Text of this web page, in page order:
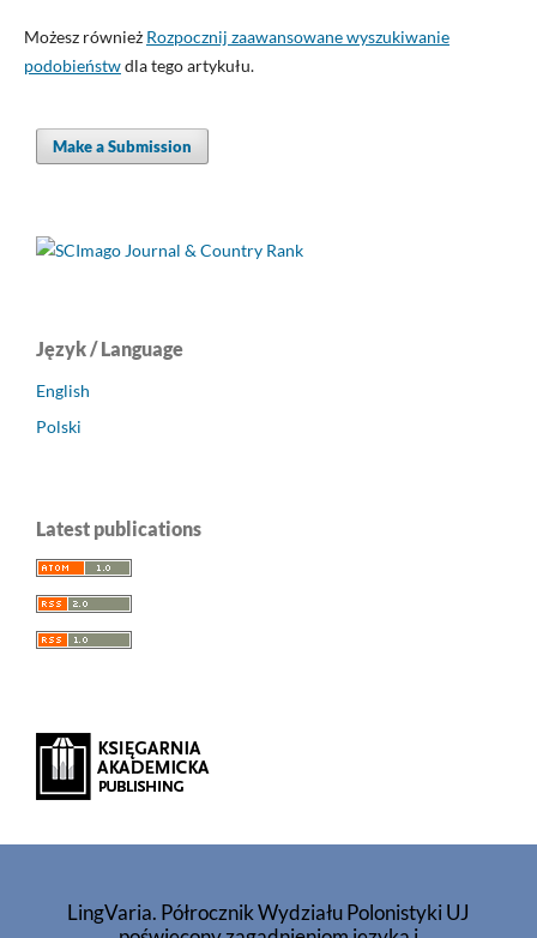
Możesz również Rozpocznij zaawansowane wyszukiwanie
podobieństwdla tego artykułu.
Make a Submission
Język / Language
English
Polski
Latest publications
LingVaria. Półrocznik Wydziału Polonistyki UJ